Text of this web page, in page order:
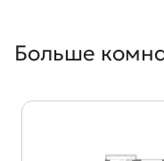
Больше